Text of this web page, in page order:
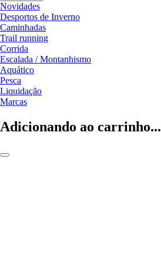
Novidades
Desportos de Inverno
Caminhadas
Trail running
Corrida
Escalada / Montanhismo
Aquático
Pesca
Liquidação
Marcas
Adicionando ao carrinho...